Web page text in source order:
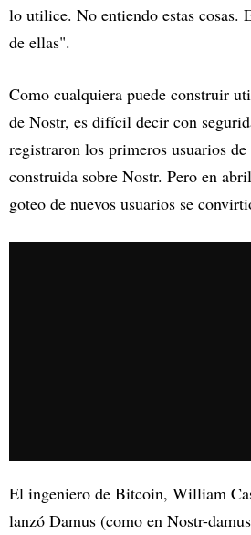
lo utilice. No entiendo estas cosas.
de ellas".
Como cualquiera puede construir
de Nostr, es difícil decir con
registraron los primeros usuarios
construida sobre Nostr. Pero en
goteo de nuevos usuarios se
El ingeniero de Bitcoin, William
lanzó Damus (como en Nostr-